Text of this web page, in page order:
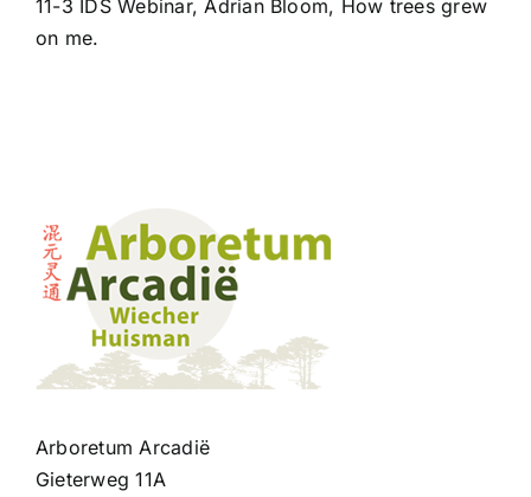
Contact
11-3 IDS Webinar, Adrian Bloom, How trees grew
on me.
Arboretum Arcadië
Gieterweg 11A